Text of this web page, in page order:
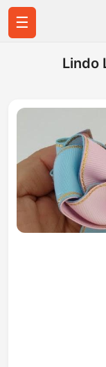
☰
Lindo